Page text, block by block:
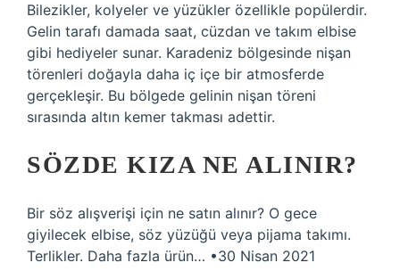
Bilezikler, kolyeler ve yüzükler özellikle popülerdir.
Gelin tarafı damada saat, cüzdan ve takım elbise
gibi hediyeler sunar. Karadeniz bölgesinde nişan
törenleri doğayla daha iç içe bir atmosferde
gerçekleşir. Bu bölgede gelinin nişan töreni
sırasında altın kemer takması adettir.
SÖZDE KIZA NE ALINIR?
Bir söz alışverişi için ne satın alınır? O gece
giyilecek elbise, söz yüzüğü veya pijama takımı.
Terlikler. Daha fazla ürün… •30 Nisan 2021